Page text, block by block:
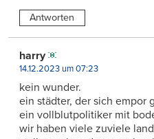
Antworten
harry
14.12.2023 um 07:23
kein wunder.
ein städter, der sich empor
ein vollblutpolitiker mit
wir haben viele zuviele